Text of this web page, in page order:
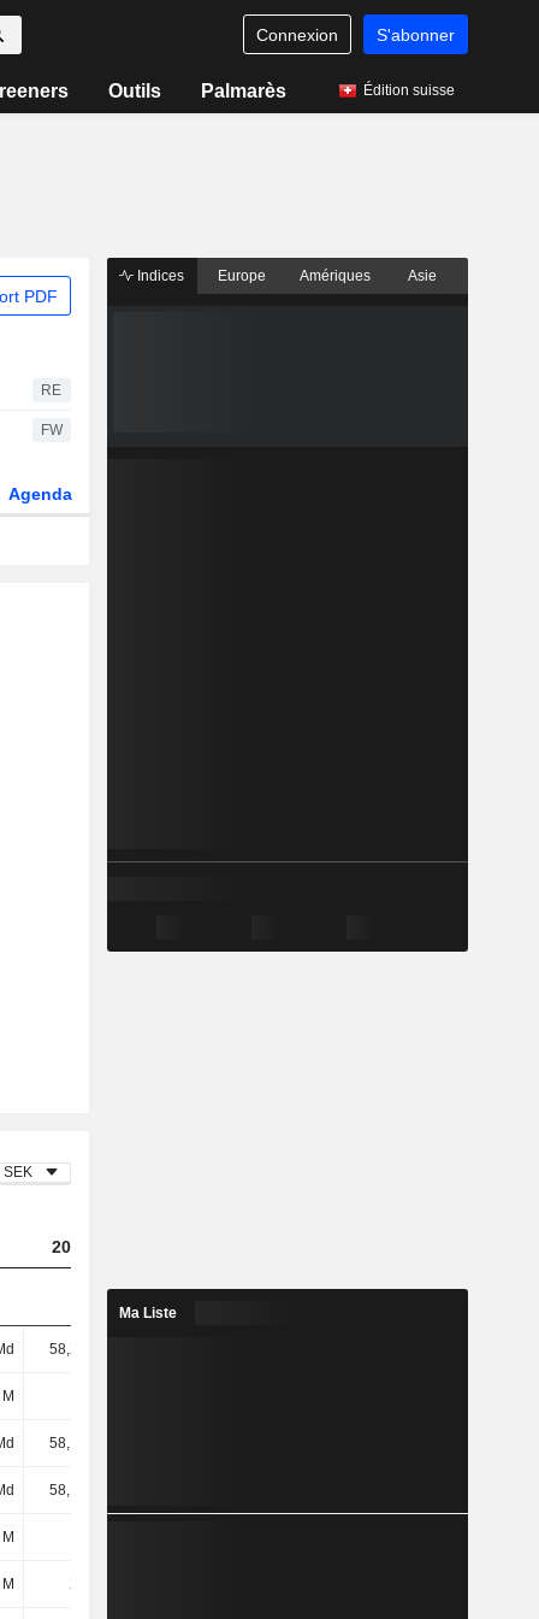
Connexion S'abonner
Outils Palmarès Édition suisse
PDF
RE
FW
Agenda
SEK
2023
58,21 Md
58,14 Md
58,14 Md
276 M
Indices Europe Amériques Asie
Ma Liste